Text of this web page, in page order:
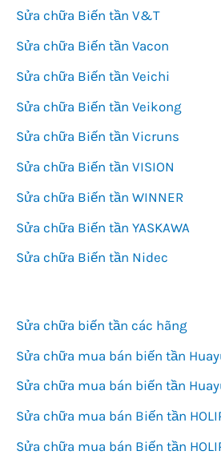
Sửa chữa Biến tần V&T
Sửa chữa Biến tần Vacon
Sửa chữa Biến tần Veichi
Sửa chữa Biến tần Veikong
Sửa chữa Biến tần Vicruns
Sửa chữa Biến tần VISION
Sửa chữa Biến tần WINNER
Sửa chữa Biến tần YASKAWA
Sửa chữa Biến tần Nidec
Sửa chữa biến tần các hãng
Sửa chữa mua bán biến tần
Sửa chữa mua bán biến tần
Sửa chữa mua bán Biến tần
Sửa chữa mua bán Biến tần